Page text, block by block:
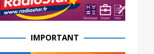
IMPORTANT